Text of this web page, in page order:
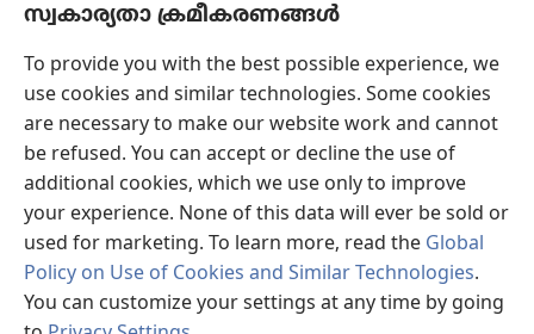
സ്വകാര്യതാ ക്രമീകരണങ്ങൾ
To provide you with the best possible experience, we
use cookies and similar technologies. Some cookies
are necessary to make our website work and cannot
be refused. You can accept or decline the use of
additional cookies, which we use only to improve
your experience. None of this data will ever be sold or
used for marketing. To learn more, read the Global
Policy on Use of Cookies and Similar Technologies.
You can customize your settings at any time by going
പേജ്
വാച്ച്ടവര്‍ ഓണ്‍ലൈന്‍ ലൈബ്രറി
(പുതിയ
പേജ്
തുറക്കുക)JW ഹബ്ബ്
(പുതിയ
പേജ്
തുറക്കുക)JW ലൈ​ബ്ര​റി
വാച്ച്‌ടവർ ലൈ​ബ്രറി